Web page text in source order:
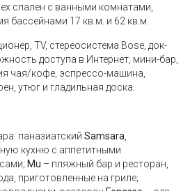
спален с ванными комнатами,
бассейнами 17 кв.м. и 62 кв.м.
TV, стереосистема Bose, док-
доступа в Интернет, мини-бар,
чая/кофе, эспрессо-машина,
утюг и гладильная доска.
паназиатский Samsara
кухню с аппетитными
Mu – пляжный бар и ресторан,
приготовленные на гриле;